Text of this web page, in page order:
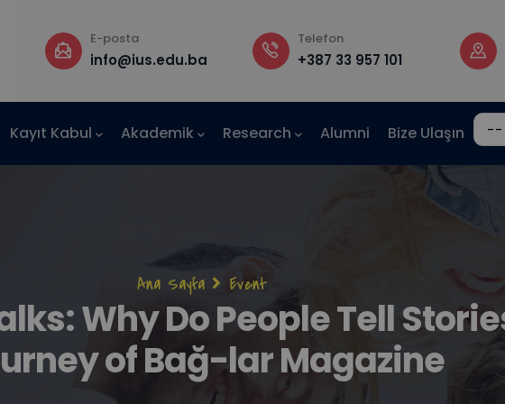
+387 33 957 101
Kayıt Kabul Akademik Research Alumni Bize Ulaşın
Sayfa
yolu
Ana Sayfa Event
Why Do People Tell
of Bağ-lar Magazine